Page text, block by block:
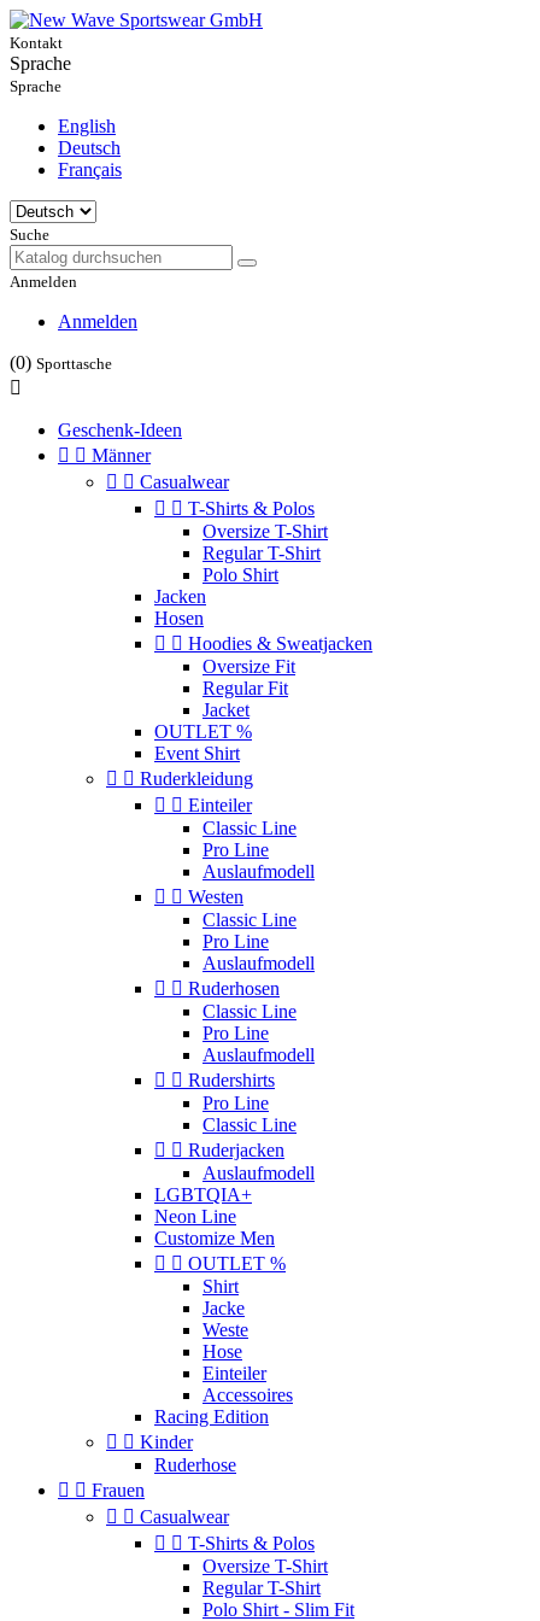
Kontakt
Sprache
Sprache
English
Deutsch
Français
Suche
Anmelden
Anmelden
(0) Sporttasche

Geschenk-Ideen
  Männer
  Casualwear
  T-Shirts & Polos
Oversize T-Shirt
Regular T-Shirt
Polo Shirt
Jacken
Hosen
  Hoodies & Sweatjacken
Oversize Fit
Regular Fit
Jacket
OUTLET %
Event Shirt
  Ruderkleidung
  Einteiler
Classic Line
Pro Line
Auslaufmodell
  Westen
Classic Line
Pro Line
Auslaufmodell
  Ruderhosen
Classic Line
Pro Line
Auslaufmodell
  Rudershirts
Pro Line
Classic Line
  Ruderjacken
Auslaufmodell
LGBTQIA+
Neon Line
Customize Men
  OUTLET %
Shirt
Jacke
Weste
Hose
Einteiler
Accessoires
Racing Edition
  Kinder
Ruderhose
  Frauen
  Casualwear
  T-Shirts & Polos
Oversize T-Shirt
Regular T-Shirt
Polo Shirt - Slim Fit